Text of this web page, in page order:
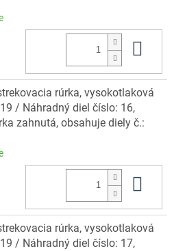
rúrka, vysokotlaková
/ Náhradný diel číslo: 16,
zahnutá, obsahuje diely č.:
rúrka, vysokotlaková
/ Náhradný diel číslo: 17,